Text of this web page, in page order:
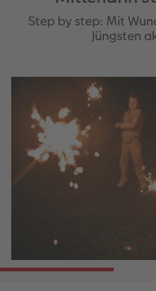
Step by step: Mit
Jüngsten